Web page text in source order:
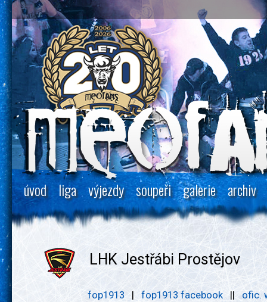
úvod liga výjezdy soupeři galerie archiv
LHK Jestřábi Prostějov
fop1913 | fop1913 facebook|| ofic.